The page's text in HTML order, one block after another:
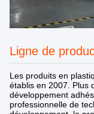
Ligne de
Les produits en
établis en 2007. Plus
développement
professionnelle de